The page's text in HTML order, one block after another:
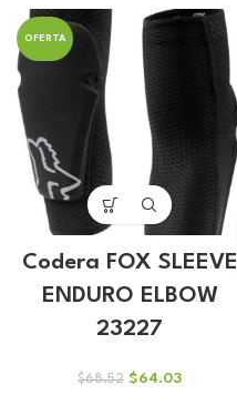
OFERTA
Codera FOX SLEEVE
ENDURO ELBOW
23227
$68.52 El
$64.03El